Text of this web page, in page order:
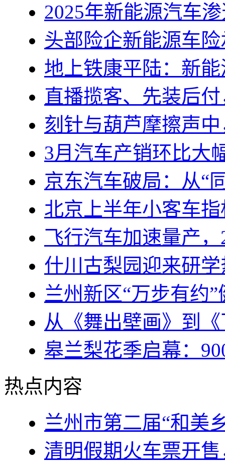
2025年新能源汽车
头部险企新能源车
地上铁康平陆：新
直播揽客、先装后
刻针与葫芦摩擦声
3月汽车产销环比大
京东汽车破局：从“
北京上半年小客车
飞行汽车加速量产
什川古梨园迎来研
兰州新区“万步有约
从《舞出壁画》到
皋兰梨花季启幕：
热点内容
兰州市第二届“和美
清明假期火车票开